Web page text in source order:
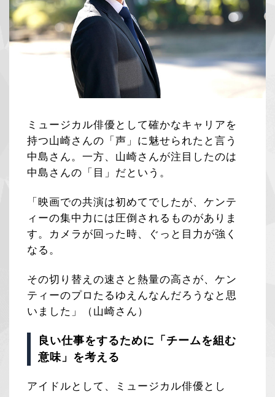
ミュージカル俳優として確かなキャリアを
持つ山崎さんの「声」に魅せられたと言う
中島さん。一方、山崎さんが注目したのは
中島さんの「目」だという。
「映画での共演は初めてでしたが、ケンテ
ィーの集中力には圧倒されるものがありま
す。カメラが回った時、ぐっと目力が強く
なる。
その切り替えの速さと熱量の高さが、ケン
ティーのプロたるゆえんなんだろうなと思
いました」（山崎さん）
良い仕事をするために「チームを組む
意味」を考える
アイドルとして、ミュージカル俳優とし